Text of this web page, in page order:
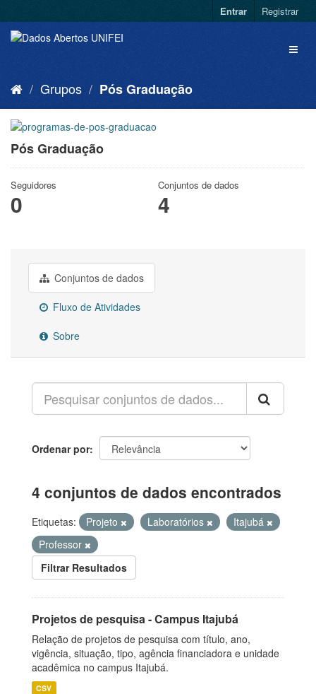
Entrar Registrar
Grupos Pós Graduação
Pós Graduação
Seguidores
0
Conjuntos de dados
4
Conjuntos de dados
Fluxo de Atividades
Sobre
Ordenar por
4 conjuntos de dados encontrados
Etiquetas: Projeto Laboratórios
Itajubá
Professor
Filtrar Resultados
Projetos de pesquisa - Campus Itajubá
Relação de projetos de pesquisa com título, ano,
vigência, situação, tipo, agência financiadora e unidade
acadêmica no campus Itajubá.
CSV